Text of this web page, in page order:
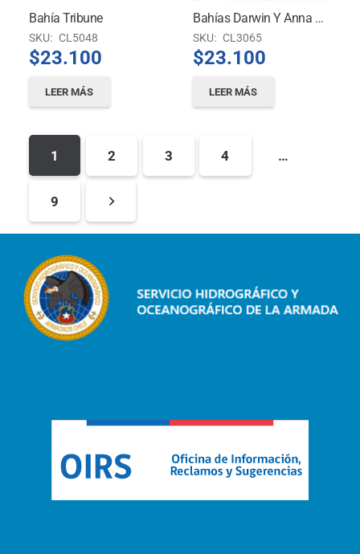
Bahía Tribune
SKU: CL5048
$23.100
LEER MÁS
Bahías Darwin Y Anna Pink
SKU: CL3065
$23.100
LEER MÁS
1 2 3 4 …
9